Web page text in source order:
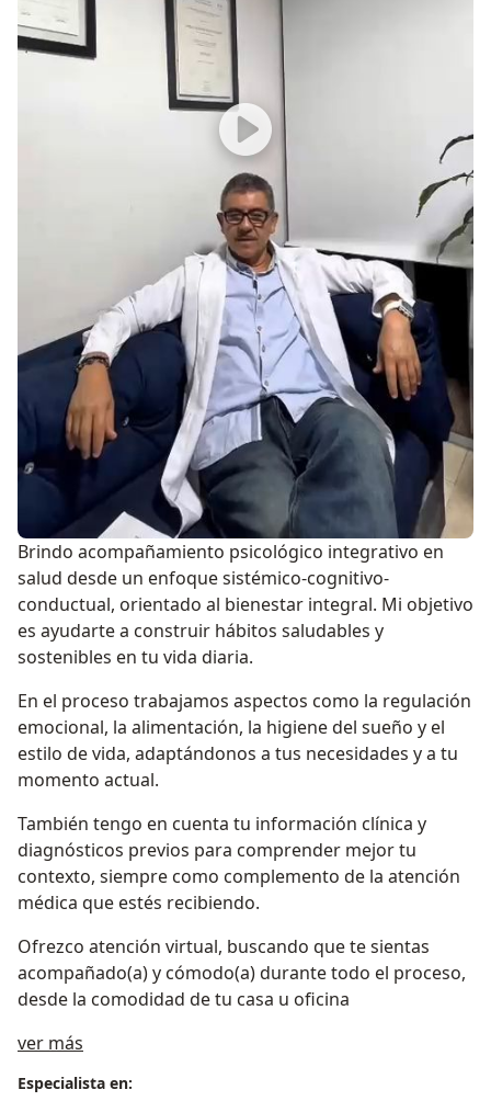
Brindo acompañamiento psicológico integrativo en
salud desde un enfoque sistémico-cognitivo-
conductual, orientado al bienestar integral. Mi objetivo
es ayudarte a construir hábitos saludables y
sostenibles en tu vida diaria.
En el proceso trabajamos aspectos como la regulación
emocional, la alimentación, la higiene del sueño y el
estilo de vida, adaptándonos a tus necesidades y a tu
momento actual.
También tengo en cuenta tu información clínica y
diagnósticos previos para comprender mejor tu
contexto, siempre como complemento de la atención
médica que estés recibiendo.
Ofrezco atención virtual, buscando que te sientas
acompañado(a) y cómodo(a) durante todo el proceso,
desde la comodidad de tu casa u oficina
ver más
Especialista en: